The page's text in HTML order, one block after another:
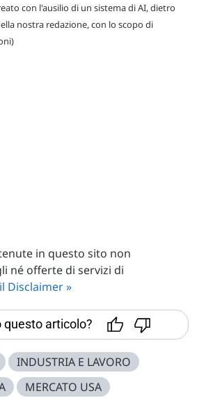
con l'ausilio di un sistema di AI, dietro
nostra redazione, con lo scopo di
in questo sito non
né offerte di servizi di
Disclaimer »
questo articolo?
INDUSTRIA E LAVORO
MERCATO USA